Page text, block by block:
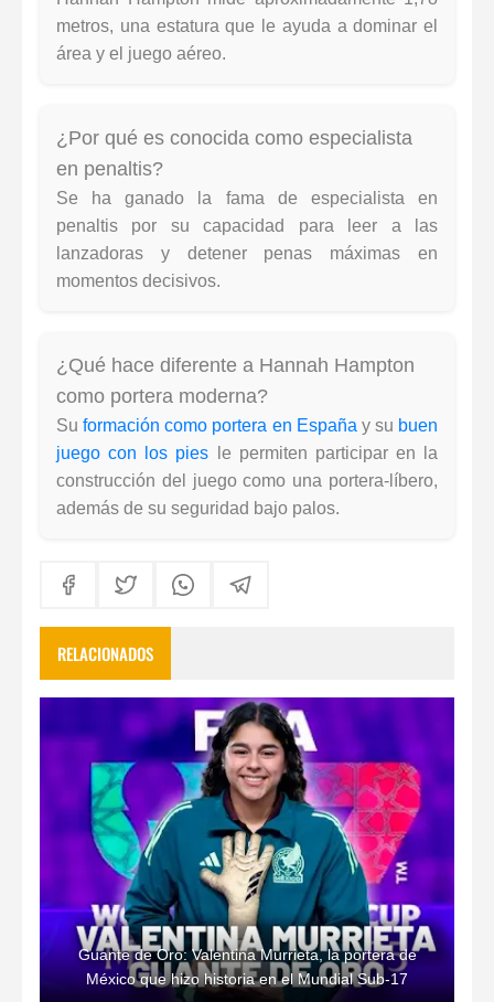
metros, una estatura que le ayuda a dominar el
área y el juego aéreo.
¿Por qué es conocida como especialista
en penaltis?
Se ha ganado la fama de especialista en
penaltis por su capacidad para leer a las
lanzadoras y detener penas máximas en
momentos decisivos.
¿Qué hace diferente a Hannah Hampton
como portera moderna?
Suformación como portera en España y su buen
juego con los pies le permiten participar en la
construcción del juego como una portera-líbero,
además de su seguridad bajo palos.
RELACIONADOS
Guante de Oro: Valentina Murrieta, la portera de
México que hizo historia en el Mundial Sub-17